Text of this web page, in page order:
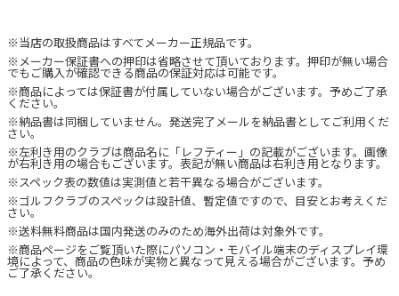
※当店の取扱商品はすべてメーカー正規品です。
※メーカー保証書への押印は省略させて頂いております。押印が無い場合
でもご購入が確認できる商品の保証対応は可能です。
※商品によっては保証書が付属していない場合がございます。予めご了承
ください。
※納品書は同梱していません。発送完了メールを納品書としてご利用くだ
さい。
※左利き用のクラブは商品名に「レフティー」の記載がございます。画像
が右利き用の場合もございます。表記が無い商品は右利き用となります。
※スペック表の数値は実測値と若干異なる場合がございます。
※ゴルフクラブのスペックは設計値、暫定値ですので、目安とお考えくだ
さい。
※送料無料商品は国内発送のみのため海外出荷は対象外です。
※商品ページをご覧頂いた際にパソコン・モバイル端末のディスプレイ環
境によって、商品の色味が実物と異なって見える場合がございます。予め
ご了承ください。